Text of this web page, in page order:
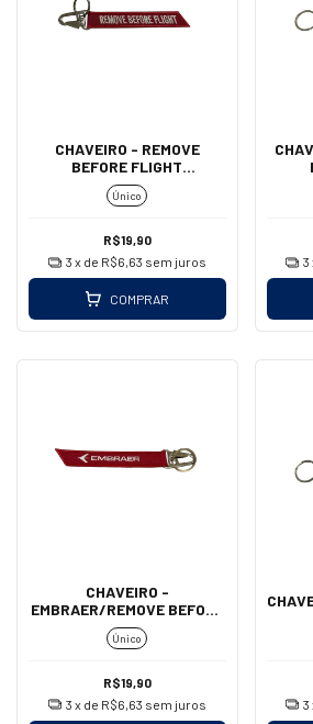
CHAVEIRO - REMOVE
BEFORE FLIGHT
(MOSQUETÃO)
Único
R$19,90
3 x de R$6,63 sem juros
COMPRAR
3
CHAVEIRO -
EMBRAER/REMOVE BEFORE
FLIGHT (MOSQUETÃO)
Único
R$19,90
3 x de R$6,63 sem juros
3